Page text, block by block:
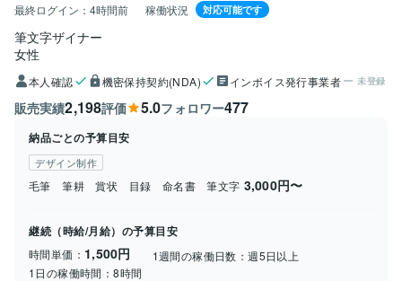
最終ログイン： 4時間前 稼働状況 対応可能です
筆文字ザイナー
女性
本人確認 機密保持契約(NDA) インボイス発行事業者 未登録
販売実績2,198評価 5.0フォロワー477
納品ごとの予算目安
デザイン制作
毛筆 筆耕 賞状 目録 命名書 筆文字 3,000円〜
継続（時給/月給）の予算目安
時間単価： 1,500円 1週間の稼働日数：週5日以上
1日の稼働時間：8時間